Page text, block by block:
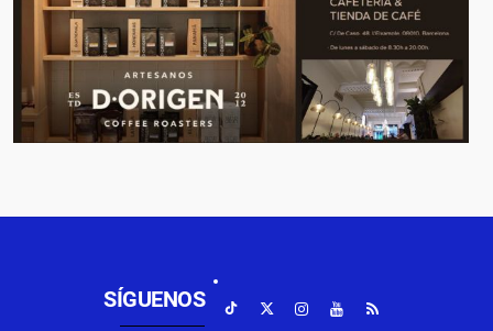
SÍGUENOS